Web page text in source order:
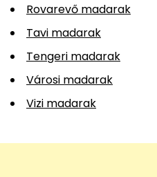
Rovarevő madarak
Tavi madarak
Tengeri madarak
Városi madarak
Vizi madarak